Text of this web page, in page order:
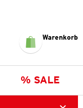
Warenkorb
% SALE